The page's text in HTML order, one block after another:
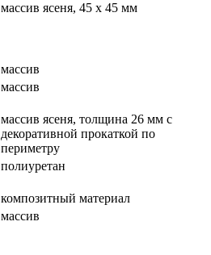
массив ясеня, 45 х 45 мм
массив
массив
массив ясеня, толщина 26 мм с
декоративной прокаткой по
периметру
полиуретан
композитный материал
массив